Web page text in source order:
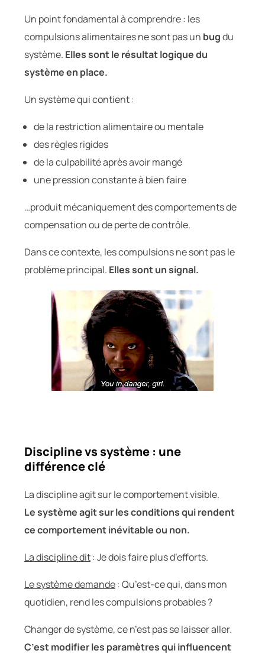
Un point fondamental à comprendre : les
compulsions alimentaires ne sont pas un bugdu
système. Elles sont le résultat logique du
système en place.
Un système qui contient :
de la restriction alimentaire ou mentale
des règles rigides
de la culpabilité après avoir mangé
une pression constante à bien faire
…produit mécaniquement des comportements de
compensation ou de perte de contrôle.
Dans ce contexte, les compulsions ne sont pas le
problème principal. Elles sont un signal.
Discipline vs système : une
différence clé
La discipline agit sur le comportement visible.
Le système agit sur les conditions qui rendent
ce comportement inévitable ou non.
La discipline dit: Je dois faire plus d’efforts.
Le système demande: Qu’est-ce qui, dans mon
quotidien, rend les compulsions probables ?
Changer de système, ce n’est pas se laisser aller.
C’est modifier les paramètres qui influencent